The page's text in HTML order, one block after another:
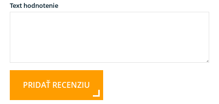
Text hodnotenie
PRIDAŤ RECENZIU